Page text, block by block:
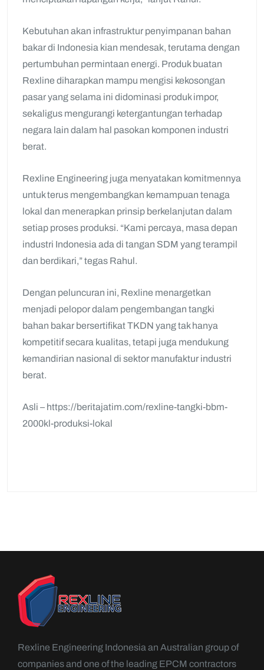
Kebutuhan akan infrastruktur penyimpanan bahan
bakar di Indonesia kian mendesak, terutama dengan
pertumbuhan permintaan energi. Produk buatan
Rexline diharapkan mampu mengisi kekosongan
pasar yang selama ini didominasi produk impor,
sekaligus mengurangi ketergantungan terhadap
negara lain dalam hal pasokan komponen industri
berat.
Rexline Engineering juga menyatakan komitmennya
untuk terus mengembangkan kemampuan tenaga
lokal dan menerapkan prinsip berkelanjutan dalam
setiap proses produksi. “Kami percaya, masa depan
industri Indonesia ada di tangan SDM yang terampil
dan berdikari,” tegas Rahul.
Dengan peluncuran ini, Rexline menargetkan
menjadi pelopor dalam pengembangan tangki
bahan bakar bersertifikat TKDN yang tak hanya
kompetitif secara kualitas, tetapi juga mendukung
kemandirian nasional di sektor manufaktur industri
berat.
Asli – https://beritajatim.com/rexline-tangki-bbm-
2000kl-produksi-lokal
Rexline Engineering Indonesia an Australian group of
companies and one of the leading EPCM contractors